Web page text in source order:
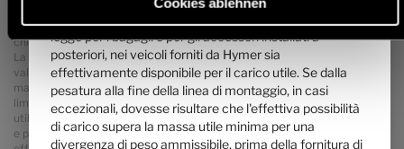
valore indicato sopra. Divergenze pari a ± 5 % della massa in ordine di
marcia sono giuridicamente ammissibili. Il margine ammissibile in
chilogrammi è indicato tra parentesi dopo la massa in ordine di marcia.
La massa specificata dal produttore per la dotazione opzionale è un
valore calcolato per il tipo e la pianta, con cui Hymer definisce il peso
massimo disponibile per la dotazione opzionale montata in fabbrica. La
limitazione della dotazione opzionale dovrebbe garantire che la massa
utile minima, vale a dire la massa libera prescritta per legge per i bagagli
e per gli accessori installati a posteriori, nei veicoli forniti da Hymer sia
legge per i bagagli e per gli accessori installati a
posteriori, nei veicoli forniti da Hymer sia
effettivamente disponibile per il carico utile. Se dalla
pesatura alla fine della linea di montaggio, in casi
eccezionali, dovesse risultare che l'effettiva possibilità
di carico supera la massa utile minima per una
divergenza di peso ammissibile, prima della fornitura di